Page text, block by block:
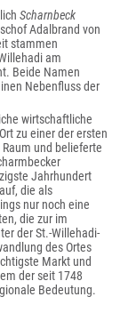
Scharnbeck
Adalbrand von
stammen
am
Beide Namen
Nebenfluss der
wirtschaftliche
zu einer der ersten
und belieferte
Jahrhundert
die als
nur noch eine
die zur im
der St.-Willehadi-
des Ortes
Markt und
der seit 1748
Bedeutung.